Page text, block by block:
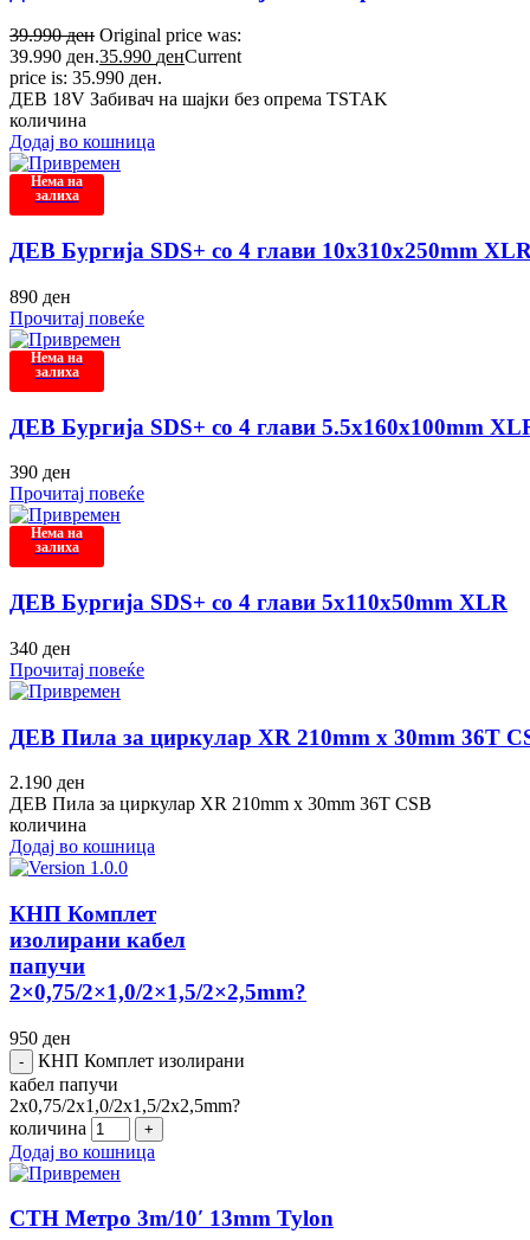
39.990ден Original price was:
39.990 ден.35.990 денCurrent
price is: 35.990 ден.
ДЕВ 18V Забивач на шајки без опрема TSTAK
количина
Додај во кошница
Нема на
залиха
ДЕВ Бургија SDS+ со 4 глави 10x310x250mm
890 ден
Прочитај повеќе
Нема на
залиха
ДЕВ Бургија SDS+ со 4 глави 5.5x160x100mm
390 ден
Прочитај повеќе
Нема на
залиха
ДЕВ Бургија SDS+ со 4 глави 5x110x50mm XLR
340 ден
Прочитај повеќе
ДЕВ Пила за циркулар XR 210mm x 30mm 36T
2.190 ден
ДЕВ Пила за циркулар XR 210mm x 30mm 36T CSB
количина
Додај во кошница
КНП Комплет
изолирани кабел
папучи
2×0,75/2×1,0/2×1,5/2×2,5mm?
950 ден
КНП Комплет изолирани
кабел папучи
2x0,75/2x1,0/2x1,5/2x2,5mm?
количина
Додај во кошница
СТН Метро 3m/10′ 13mm Tylon